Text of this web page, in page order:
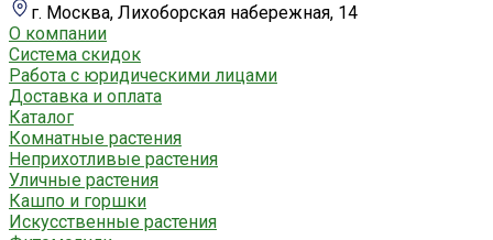
г. Москва, Лихоборская набережная, 14
О компании
Система скидок
Работа с юридическими лицами
Доставка и оплата
Каталог
Комнатные растения
Неприхотливые растения
Уличные растения
Кашпо и горшки
Искусственные растения